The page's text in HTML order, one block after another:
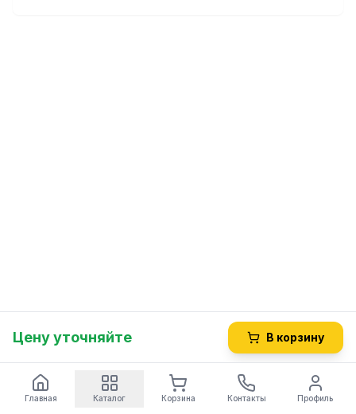
Цену уточняйте В корзину
Главная Каталог Корзина Контакты Профиль